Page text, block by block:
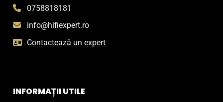
0758818181
info@hifiexpert.ro
Contactează un expert
INFORMAȚII UTILE